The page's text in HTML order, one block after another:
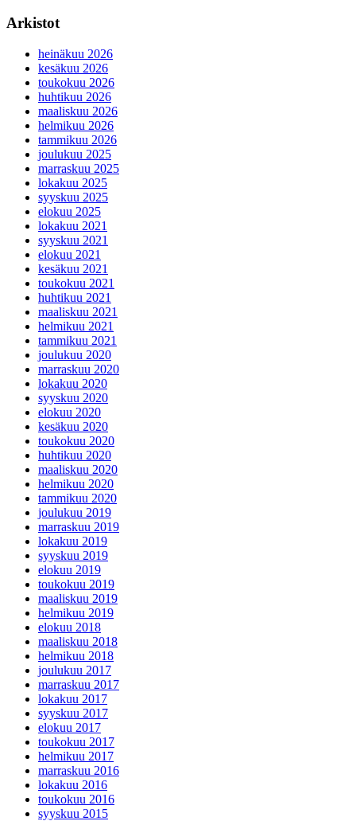
Arkistot
heinäkuu 2026
kesäkuu 2026
toukokuu 2026
huhtikuu 2026
maaliskuu 2026
helmikuu 2026
tammikuu 2026
joulukuu 2025
marraskuu 2025
lokakuu 2025
syyskuu 2025
elokuu 2025
lokakuu 2021
syyskuu 2021
elokuu 2021
kesäkuu 2021
toukokuu 2021
huhtikuu 2021
maaliskuu 2021
helmikuu 2021
tammikuu 2021
joulukuu 2020
marraskuu 2020
lokakuu 2020
syyskuu 2020
elokuu 2020
kesäkuu 2020
toukokuu 2020
huhtikuu 2020
maaliskuu 2020
helmikuu 2020
tammikuu 2020
joulukuu 2019
marraskuu 2019
lokakuu 2019
syyskuu 2019
elokuu 2019
toukokuu 2019
maaliskuu 2019
helmikuu 2019
elokuu 2018
maaliskuu 2018
helmikuu 2018
joulukuu 2017
marraskuu 2017
lokakuu 2017
syyskuu 2017
elokuu 2017
toukokuu 2017
helmikuu 2017
marraskuu 2016
lokakuu 2016
toukokuu 2016
syyskuu 2015